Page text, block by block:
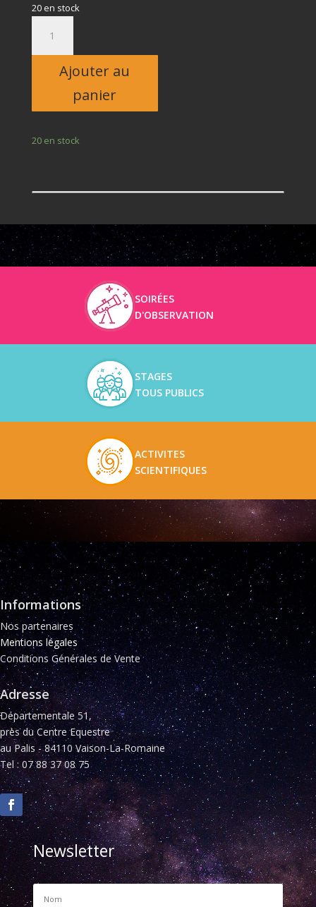
20 en stock
Enfant
Ajouter au
panier
20 en stock
SOIRÉES
D'OBSERVATION
STAGES
TOUS PUBLICS
ACTIVITES
SCIENTIFIQUES
Informations
Nos partenaires
Mentions légales
Conditions Générales de Vente
Adresse
Départementale 51,
près du Centre Equestre
au Palis - 84110 Vaison-La-Romaine
Tel : 07 88 37 08 75
Newsletter